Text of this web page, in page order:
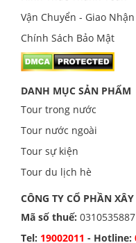
Vận Chuyển - Giao Nhận
Chính Sách Bảo Mật
DANH MỤC SẢN PHẨM
Tour trong nước
Tour nước ngoài
Tour sự kiện
Tour du lịch hè
CÔNG TY CỔ PHẦN
Mã số thuế: 0310535887
Tel: 19002011 - Hotline: